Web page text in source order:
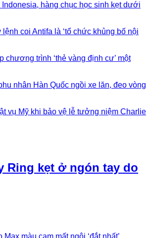
hàng chục học sinh kẹt dưới
lệnh coi Antifa là ‘tổ chức khủng bố nội
chương trình ‘thẻ vàng định cư’ một
nhân Hàn Quốc ngồi xe lăn, đeo vòng
vụ Mỹ khi bảo vệ lễ tưởng niệm Charlie
Ring kẹt ở ngón tay do
Max màu cam mất ngôi ‘đắt nhất’